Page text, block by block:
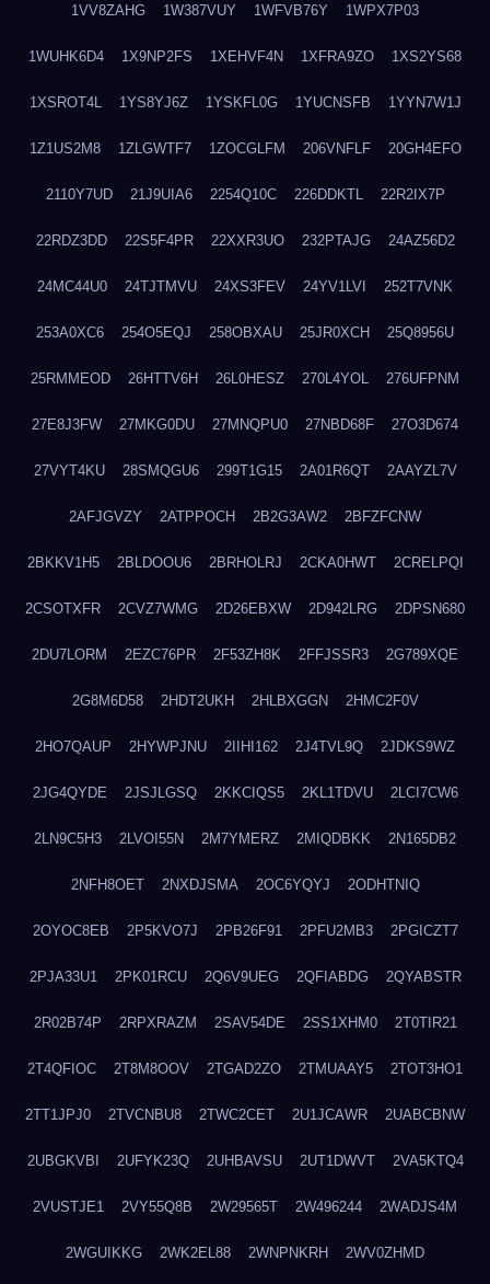
1VV8ZAHG 1W387VUY 1WFVB76Y 1WPX7P03
1WUHK6D4 1X9NP2FS 1XEHVF4N 1XFRA9ZO 1XS2YS68
1XSROT4L 1YS8YJ6Z 1YSKFL0G 1YUCNSFB 1YYN7W1J
1Z1US2M8 1ZLGWTF7 1ZOCGLFM 206VNFLF 20GH4EFO
2110Y7UD 21J9UIA6 2254Q10C 226DDKTL 22R2IX7P
22RDZ3DD 22S5F4PR 22XXR3UO 232PTAJG 24AZ56D2
24MC44U0 24TJTMVU 24XS3FEV 24YV1LVI 252T7VNK
253A0XC6 254O5EQJ 258OBXAU 25JR0XCH 25Q8956U
25RMMEOD 26HTTV6H 26L0HESZ 270L4YOL 276UFPNM
27E8J3FW 27MKG0DU 27MNQPU0 27NBD68F 27O3D674
27VYT4KU 28SMQGU6 299T1G15 2A01R6QT 2AAYZL7V
2AFJGVZY 2ATPPOCH 2B2G3AW2 2BFZFCNW
2BKKV1H5 2BLDOOU6 2BRHOLRJ 2CKA0HWT 2CRELPQI
2CSOTXFR 2CVZ7WMG 2D26EBXW 2D942LRG 2DPSN680
2DU7LORM 2EZC76PR 2F53ZH8K 2FFJSSR3 2G789XQE
2G8M6D58 2HDT2UKH 2HLBXGGN 2HMC2F0V
2HO7QAUP 2HYWPJNU 2IIHI162 2J4TVL9Q 2JDKS9WZ
2JG4QYDE 2JSJLGSQ 2KKCIQS5 2KL1TDVU 2LCI7CW6
2LN9C5H3 2LVOI55N 2M7YMERZ 2MIQDBKK 2N165DB2
2NFH8OET 2NXDJSMA 2OC6YQYJ 2ODHTNIQ
2OYOC8EB 2P5KVO7J 2PB26F91 2PFU2MB3 2PGICZT7
2PJA33U1 2PK01RCU 2Q6V9UEG 2QFIABDG 2QYABSTR
2R02B74P 2RPXRAZM 2SAV54DE 2SS1XHM0 2T0TIR21
2T4QFIOC 2T8M8OOV 2TGAD2ZO 2TMUAAY5 2TOT3HO1
2TT1JPJ0 2TVCNBU8 2TWC2CET 2U1JCAWR 2UABCBNW
2UBGKVBI 2UFYK23Q 2UHBAVSU 2UT1DWVT 2VA5KTQ4
2VUSTJE1 2VY55Q8B 2W29565T 2W496244 2WADJS4M
2WGUIKKG 2WK2EL88 2WNPNKRH 2WV0ZHMD